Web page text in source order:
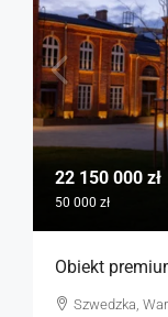
22 150 000 zł
50 000 zł
Obiekt
Szwedzka,